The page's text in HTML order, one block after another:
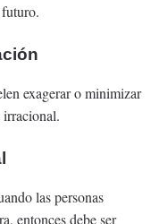
exagerar o minimizar
irracional.
las personas
entonces debe ser